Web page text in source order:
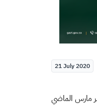
21 July 2020
مارس الماضي